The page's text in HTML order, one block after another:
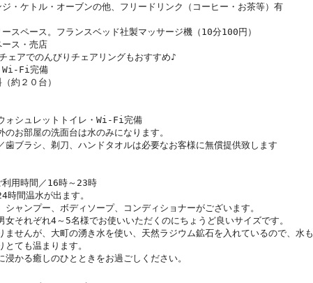
・ケトル・オーブンの他、フリードリンク（コーヒー・お茶等）有
スペース。フランスベッド社製マッサージ機（10分100円）
ス・売店
ェアでのんびりチェアリングもおすすめ♪
Wi-Fi完備
約２０台）
ォシュレットトイレ・Wi-Fi完備
お部屋の洗面台は水のみになります。
歯ブラシ、剃刀、ハンドタオルは必要なお客様に無償提供致します
利用時間／16時～23時
時間温水が出ます。
シャンプー、ボディソープ、コンディショナーがございます。
女それぞれ4～5名様でお使いいただくのにちょうど良いサイズです。
ませんが、大町の湧き水を使い、天然ラジウム鉱石を入れているので、水も
とても温まります。
浸かる癒しのひとときをお過ごしください。